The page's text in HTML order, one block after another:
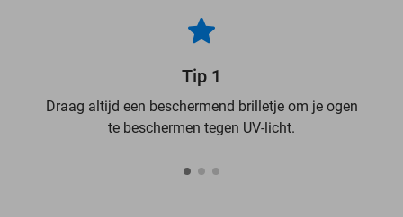
Tip 1
Draag altijd een beschermend brilletje om je ogen
te beschermen tegen UV-licht.